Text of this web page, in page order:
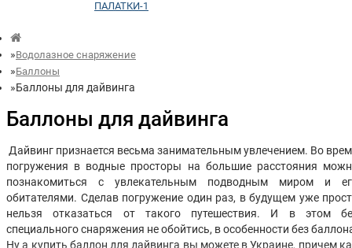
ПАЛАТКИ-1
Водолазное снаряжение
Баллоны
Баллоны для дайвинга
Баллоны для дайвинга
Дайвинг признается весьма занимательным увлечением. Во
погружения в водные просторы на большие расстояния
познакомиться с увлекательным подводным миром и
обитателями. Сделав погружение один раз, в будущем уже
нельзя отказаться от такого путешествия. И в этом
специального снаряжения не обойтись, в особенности без
Ну а купить баллон для дайвинга вы можете в Украине, причем